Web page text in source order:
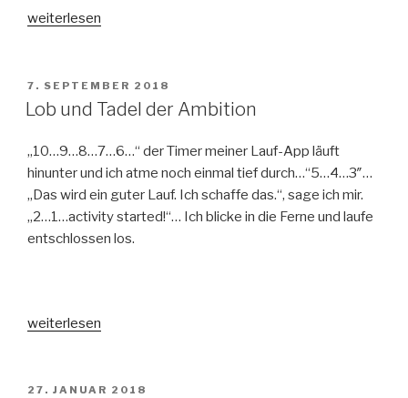
„25
ich
2018
habe“
weiterlesen
VERÖFFENTLICHT
AM
7. SEPTEMBER 2018
Lob und Tadel der Ambition
„10…9…8…7…6…“ der Timer meiner Lauf-App läuft
hinunter und ich atme noch einmal tief durch…“5…4…3″…
„Das wird ein guter Lauf. Ich schaffe das.“, sage ich mir.
„2…1…activity started!“… Ich blicke in die Ferne und laufe
entschlossen los.
„Lob
der
weiterlesen
VERÖFFENTLICHT
27. JANUAR 2018